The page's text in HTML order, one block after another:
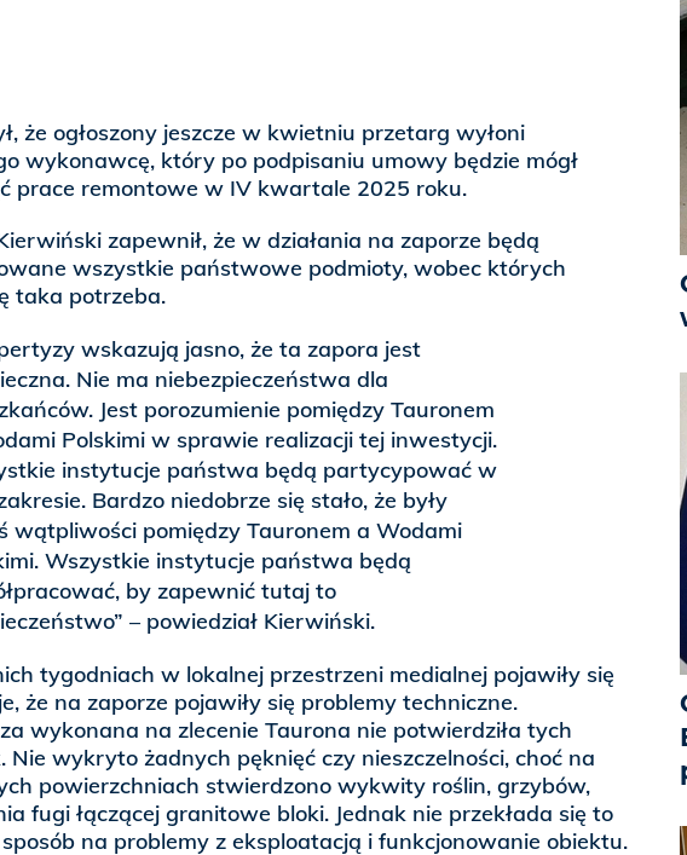
że ogłoszony jeszcze w kwietniu przetarg wyłoni
wykonawcę, który po podpisaniu umowy będzie mógł
prace remontowe w IV kwartale 2025 roku.
zapewnił, że w działania na zaporze będą
wszystkie państwowe podmioty, wobec których
taka potrzeba.
wskazują jasno, że ta zapora jest
Nie ma niebezpieczeństwa dla
Jest porozumienie pomiędzy Tauronem
Polskimi w sprawie realizacji tej inwestycji.
instytucje państwa będą partycypować w
Bardzo niedobrze się stało, że były
wątpliwości pomiędzy Tauronem a Wodami
Wszystkie instytucje państwa będą
by zapewnić tutaj to
– powiedział Kierwiński.
tygodniach w lokalnej przestrzeni medialnej pojawiły się
że na zaporze pojawiły się problemy techniczne.
wykonana na zlecenie Taurona nie potwierdziła tych
Nie wykryto żadnych pęknięć czy nieszczelności, choć na
powierzchniach stwierdzono wykwity roślin, grzybów,
fugi łączącej granitowe bloki. Jednak nie przekłada się to
na problemy z eksploatacją i funkcjonowanie obiektu.